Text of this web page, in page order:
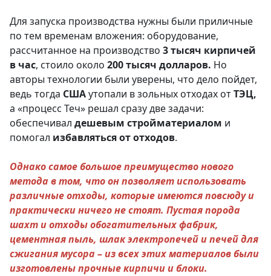
Для запуска производства нужны были приличные
по тем временам вложения: оборудование,
рассчитанное на производство 3 тысяч кирпичей
в час, стоило около 200 тысяч долларов. Но
авторы технологии были уверены, что дело пойдет,
ведь тогда СШАутопали в зольных отходах отТЭЦ,
а «процесс Теч» решал сразу две задачи:
обеспечивал дешевым стройматериалом и
помогал избавляться от отходов.
Однако самое большое преимущество нового
метода в том, что он позволяет использовать
различные отходы, которые имеются повсюду и
практически ничего не стоят. Пустая порода
шахт и отходы обогатительных фабрик,
цементная пыль, шлак электропечей и печей для
сжигания мусора – из всех этих материалов были
изготовлены прочные кирпичи и блоки.